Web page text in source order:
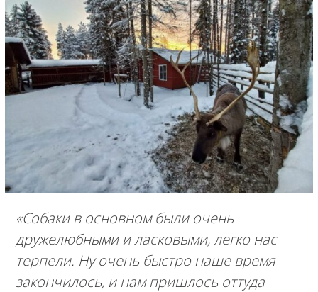
«Собаки в основном были очень
дружелюбными и ласковыми, легко нас
терпели. Ну очень быстро наше время
закончилось, и нам пришлось оттуда